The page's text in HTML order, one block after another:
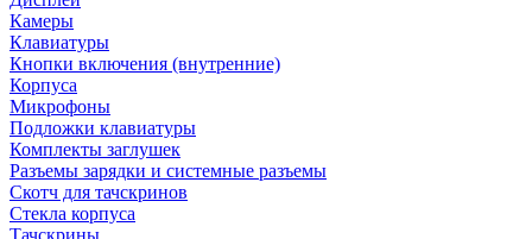
Камеры
Клавиатуры
Кнопки включения (внутренние)
Корпуса
Микрофоны
Подложки клавиатуры
Комплекты заглушек
Разъемы зарядки и системные разъемы
Скотч для тачскринов
Стекла корпуса
Тачскрины